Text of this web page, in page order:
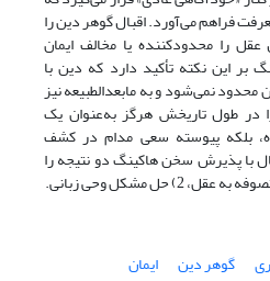
فراهم می‌آورد. اقبال گوهر دین را
را محدودکننده یا مخالف ایمان
بر این نکته تأکید دارد که دین با
نمی‌شود و به مابعدالطبیعه نیز
طول تاریخش هرگز به‌عنوان یک
بلکه پیوسته سعی مدام در کشف
با پذیرش سخن هاکینگ دو نتیجه را
گوهر دین ایمان